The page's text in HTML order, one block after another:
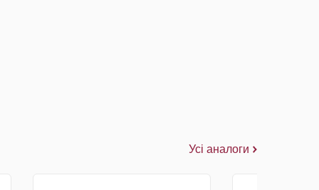
Усі аналоги